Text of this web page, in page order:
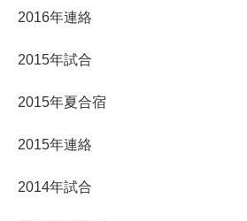
2016年連絡
2015年試合
2015年夏合宿
2015年連絡
2014年試合